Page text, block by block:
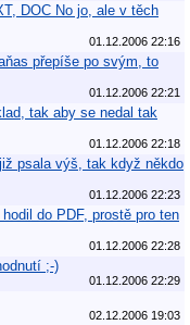
DOC No jo, ale v těch
01.12.2006 22:16
přepíše po svým, to
01.12.2006 22:21
tak aby se nedal tak
01.12.2006 22:18
psala výš, tak když někdo
01.12.2006 22:23
do PDF, prostě pro ten
01.12.2006 22:28
;-)
01.12.2006 22:29
02.12.2006 19:03